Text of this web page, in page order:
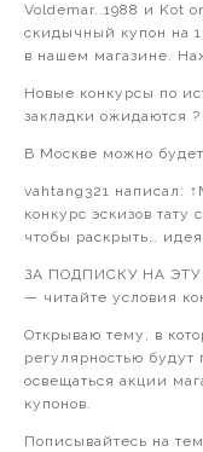
Voldemar..1988 и Kot
скидычный купон на
в нашем магазине.
Новые конкурсы по
закладки ожидаются ?
В Москве можно
vahtang321 написал:
конкурс эскизов тату
чтобы раскрыть…
ЗА ПОДПИСКУ НА
— читайте условия
Открываю тему, в
регулярностью будут
освещаться акции
купонов.
Пописывайтесь на